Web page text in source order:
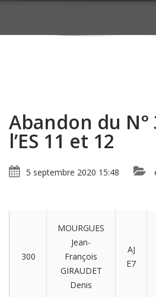
Abandon du
l’ES 11 et 12
5 septembre 2020 15:48
300
MOURGUES
Jean-
François
GIRAUDET
Denis
AJ
E7